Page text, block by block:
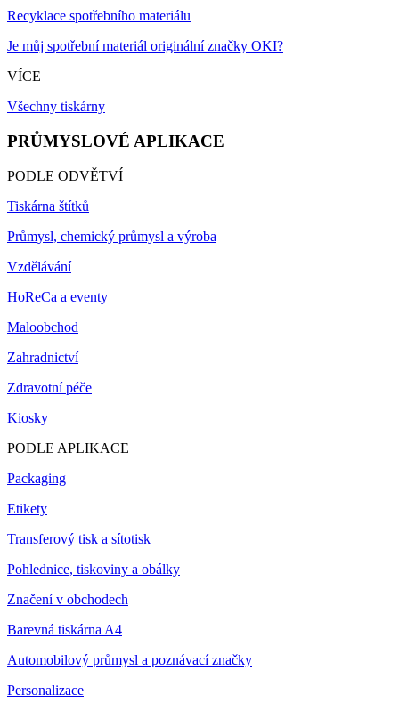
Recyklace spotřebního materiálu
Je můj spotřební materiál originální značky OKI?
VÍCE
Všechny tiskárny
PRŮMYSLOVÉ APLIKACE
PODLE ODVĚTVÍ
Tiskárna štítků
Průmysl, chemický průmysl a výroba
Vzdělávání
HoReCa a eventy
Maloobchod
Zahradnictví
Zdravotní péče
Kiosky
PODLE APLIKACE
Packaging
Etikety
Transferový tisk a sítotisk
Pohlednice, tiskoviny a obálky
Značení v obchodech
Barevná tiskárna A4
Automobilový průmysl a poznávací značky
Personalizace